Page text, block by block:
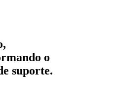
o
suporte.